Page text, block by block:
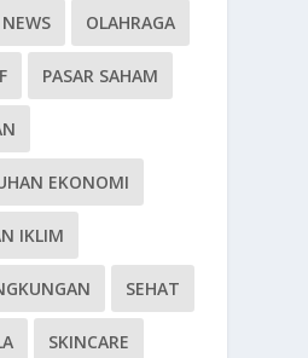
NEWS OLAHRAGA
PASAR SAHAM
EKONOMI
IKLIM
SEHAT
SKINCARE